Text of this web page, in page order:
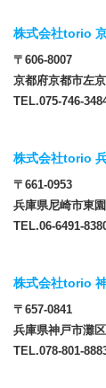
株式会社torio
〒606-8007
京都府京都市左
TEL.075-746-
株式会社torio
〒661-0953
兵庫県尼崎市東
TEL.06-6491-
株式会社torio
〒657-0841
兵庫県神戸市灘
TEL.078-801-